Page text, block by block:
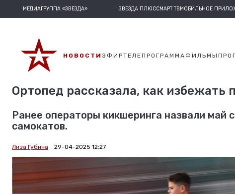
МЕДИАГРУППА «ЗВЕЗДА» ЗВЕЗДА ПЛЮССМАРТ ТВМОБИЛЬНОЕ
НОВОСТИ ЭФИРТЕЛЕПРОГРАММАФИЛЬМЫ
Ортопед рассказала, как избежать
Ранее операторы кикшеринга назвали
самокатов.
Лиза Губина 29-04-2025 12:27